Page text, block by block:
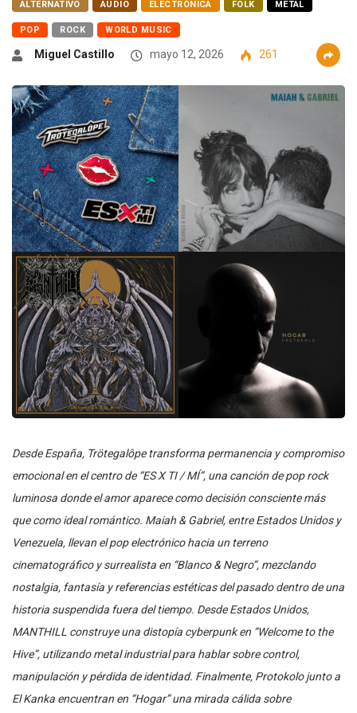
ALTERNATIVO AUDIO ELECTRÓNICA FOLK METAL
POP ROCK WORLD MUSIC
Miguel Castillo mayo 12, 2026 261
Desde España, Trötegalôpe transforma permanencia y compromiso
emocional en el centro de “ES X TI / MÍ”, una canción de pop rock
luminosa donde el amor aparece como decisión consciente más
que como ideal romántico. Maiah & Gabriel, entre Estados Unidos y
Venezuela, llevan el pop electrónico hacia un terreno
cinematográfico y surrealista en “Blanco & Negro”, mezclando
nostalgia, fantasía y referencias estéticas del pasado dentro de una
historia suspendida fuera del tiempo. Desde Estados Unidos,
MANTHILL construye una distopía cyberpunk en “Welcome to the
Hive”, utilizando metal industrial para hablar sobre control,
manipulación y pérdida de identidad. Finalmente, Protokolo junto a
El Kanka encuentran en “Hogar” una mirada cálida sobre